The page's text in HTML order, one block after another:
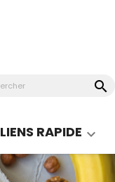
search
LIENS RAPIDE 